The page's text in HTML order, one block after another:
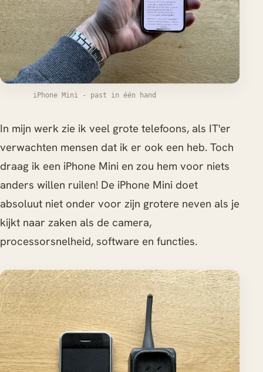
iPhone Mini - past in één hand
In mijn werk zie ik veel grote telefoons, als IT'er
verwachten mensen dat ik er ook een heb. Toch
draag ik een iPhone Mini en zou hem voor niets
anders willen ruilen! De iPhone Mini doet
absoluut niet onder voor zijn grotere neven als je
kijkt naar zaken als de camera,
processorsnelheid, software en functies.